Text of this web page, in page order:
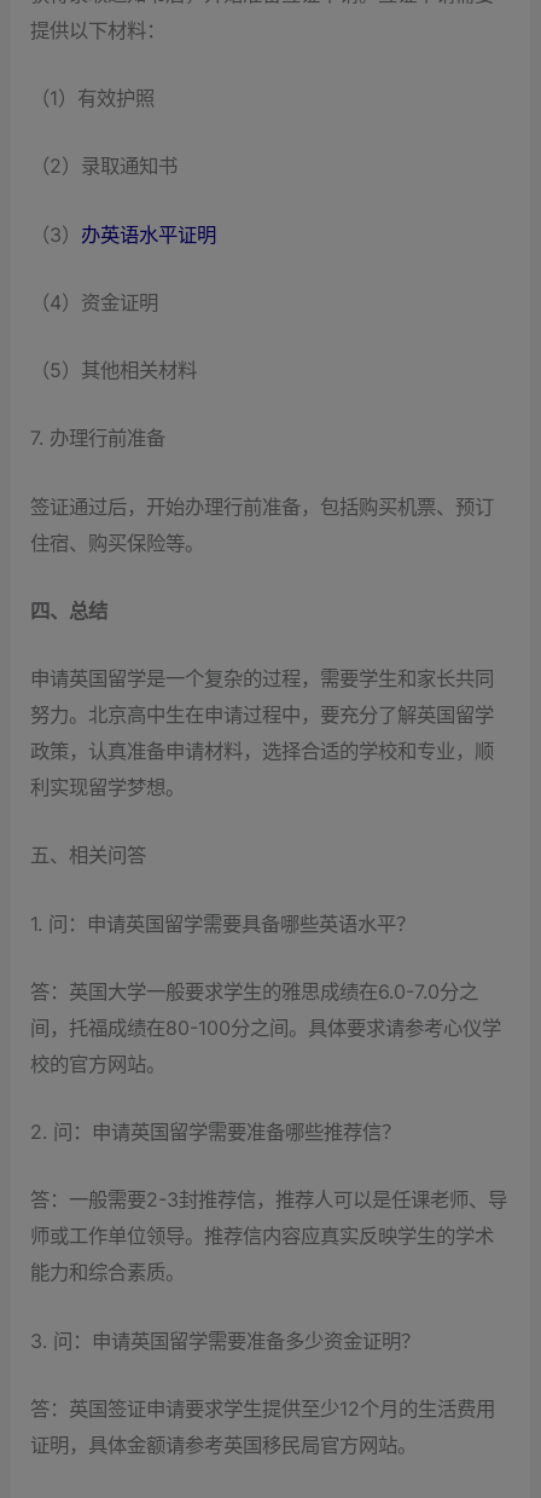
提供以下材料：
（1）有效护照
（2）录取通知书
（3） 办英语水平证明
（4）资金证明
（5）其他相关材料
7. 办理行前准备
签证通过后，开始办理行前准备，包括购买机票、预订
住宿、购买保险等。
四、总结
申请英国留学是一个复杂的过程，需要学生和家长共同
努力。北京高中生在申请过程中，要充分了解英国留学
政策，认真准备申请材料，选择合适的学校和专业，顺
利实现留学梦想。
五、相关问答
1. 问：申请英国留学需要具备哪些英语水平？
答：英国大学一般要求学生的雅思成绩在6.0-7.0分之
间，托福成绩在80-100分之间。具体要求请参考心仪学
校的官方网站。
2. 问：申请英国留学需要准备哪些推荐信？
答：一般需要2-3封推荐信，推荐人可以是任课老师、导
师或工作单位领导。推荐信内容应真实反映学生的学术
能力和综合素质。
3. 问：申请英国留学需要准备多少资金证明？
答：英国签证申请要求学生提供至少12个月的生活费用
证明，具体金额请参考英国移民局官方网站。